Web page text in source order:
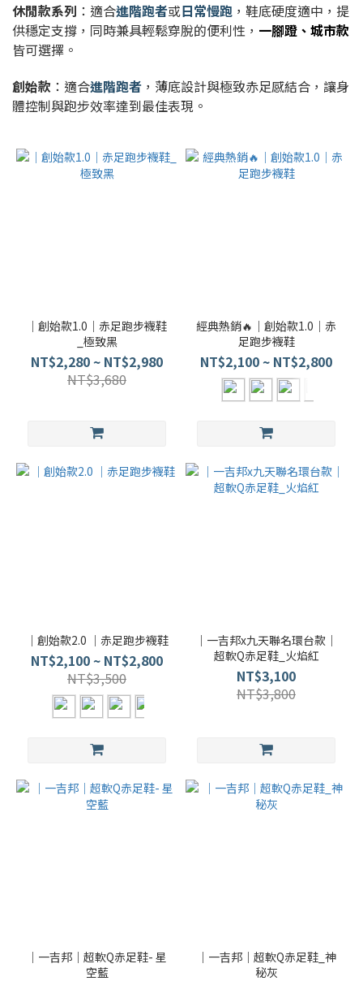
休閒款系列 ：適合進階跑者或日常慢跑 ，鞋底硬度適中，提
供穩定支撐，同時兼具輕鬆穿脫的便利性， 一腳蹬、城市款
皆可選擇 。
創始款 ： 適合進階跑者 ，薄底設計與極致赤足感結合，讓身
體控制與跑步效率達到最佳表現。
｜創始款1.0｜赤足跑步襪鞋
_極致黑
NT$2,280 ~ NT$2,980
NT$3,680
經典熱銷🔥｜創始款1.0｜赤
足跑步襪鞋
NT$2,100 ~ NT$2,800
｜創始款2.0 ｜赤足跑步襪鞋
NT$2,100 ~ NT$2,800
NT$3,500
｜一吉邦x九天聯名環台款｜
超軟Q赤足鞋_火焰紅
NT$3,100
NT$3,800
｜一吉邦｜超軟Q赤足鞋- 星
空藍
｜一吉邦｜超軟Q赤足鞋_神
秘灰